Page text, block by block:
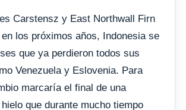
Carstensz y East Northwall Firn
los próximos años, Indonesia se
que ya perdieron todos sus
Venezuela y Eslovenia. Para
marcaría el final de una
que durante mucho tiempo